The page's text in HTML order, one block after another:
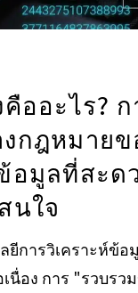
ออะไร?
กฎหมายข
อมูลที่สะด
นใจ
ยีการวิเคราะห์ข้อ
นื่อง การ "รวบรว